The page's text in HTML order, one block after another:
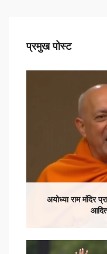
प्रमुख पोस्ट
अयोध्या राम मंदिर